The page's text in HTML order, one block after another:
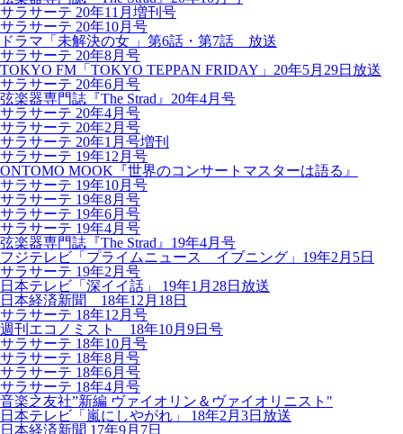
サラサーテ 20年11月増刊号
サラサーテ 20年10月号
ドラマ「未解決の女 」第6話・第7話 放送
サラサーテ 20年8月号
TOKYO FM「TOKYO TEPPAN FRIDAY」20年5月29日放送
サラサーテ 20年6月号
弦楽器専門誌『The Strad』20年4月号
サラサーテ 20年4月号
サラサーテ 20年2月号
サラサーテ 20年1月号増刊
サラサーテ 19年12月号
ONTOMO MOOK『世界のコンサートマスターは語る』
サラサーテ 19年10月号
サラサーテ 19年8月号
サラサーテ 19年6月号
サラサーテ 19年4月号
弦楽器専門誌『The Strad』19年4月号
フジテレビ「プライムニュース イブニング」19年2月5日
サラサーテ 19年2月号
日本テレビ「深イイ話」 19年1月28日放送
日本経済新聞 18年12月18日
サラサーテ 18年12月号
週刊エコノミスト 18年10月9日号
サラサーテ 18年10月号
サラサーテ 18年8月号
サラサーテ 18年6月号
サラサーテ 18年4月号
音楽之友社”新編 ヴァイオリン＆ヴァイオリニスト"
日本テレビ「嵐にしやがれ」 18年2月3日放送
日本経済新聞 17年9月7日